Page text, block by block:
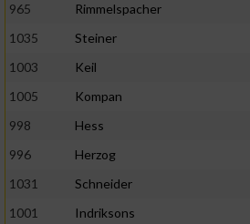
965
Rimmelspacher
1035
Steiner
1003
Keil
1005
Kompan
998
Hess
996
Herzog
1031
Schneider
1001
Indriksons